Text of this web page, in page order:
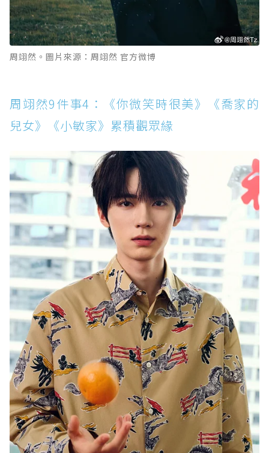
周翊然。圖片來源：周翊然 官方微博
周翊然9件事4：《你微笑時很美》《喬家的
兒女》《小敏家》累積觀眾緣